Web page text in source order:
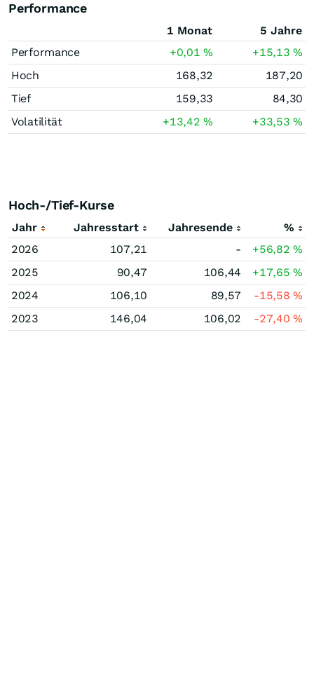
Performance
1 Monat
5 Jahre
Performance
+0,01% +15,13%
Hoch
168,32
187,20
Tief
159,33
84,30
Volatilität
+13,42% +33,53%
Hoch-/Tief-Kurse
Jahr Jahresstart Jahresende
%
2026
107,21 - +56,82%
2025
90,47 106,44 +17,65%
2024
106,10 89,57 -15,58%
2023
146,04 106,02 -27,40%